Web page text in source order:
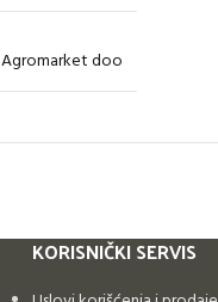
Agromarket doo
KORISNIČKI SERVIS